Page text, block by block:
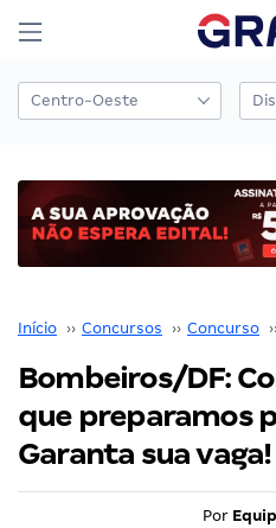
Início ›› Concursos ›› Concurso
Bombeiros/DF:
que preparamos
Garanta sua vaga!
Por